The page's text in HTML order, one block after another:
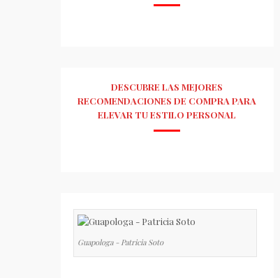
DESCUBRE LAS MEJORES
RECOMENDACIONES DE COMPRA PARA
ELEVAR TU ESTILO PERSONAL
Guapologa - Patricia Soto